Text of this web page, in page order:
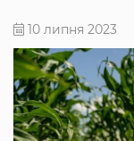
10 липня 2023